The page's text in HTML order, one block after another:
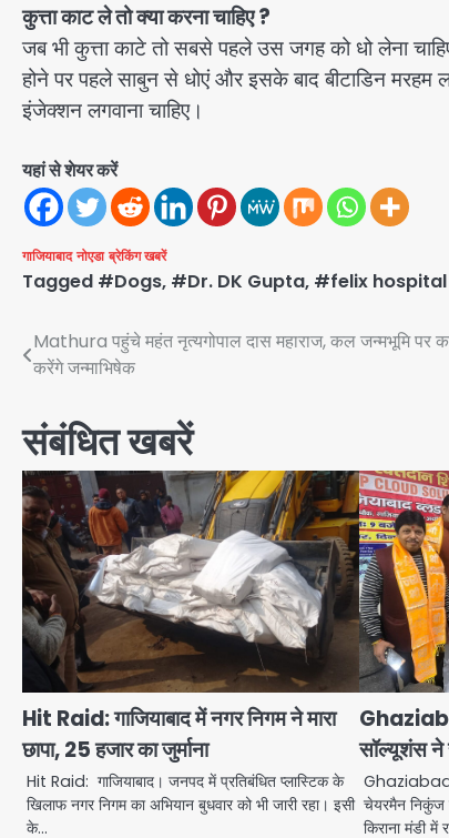
कुत्ता काट ले तो क्या करना चाहिए ?
जब भी कुत्ता काटे तो सबसे पहले उस जगह को धो लेना
होने पर पहले साबुन से धोएं और इसके बाद बीटाडिन
इंजेक्शन लगवाना चाहिए।
यहां से शेयर करें
गाजियाबाद नोएडा ब्रेकिंग खबरें
Tagged #Dogs, #Dr. DK Gupta, #felix
Post
Mathura पहुंचे महंत नृत्यगोपाल दास महाराज, कल जन्मभूमि पर
करेंगे जन्माभिषेक
संबंधित खबरें
Hit Raid: गाजियाबाद में नगर निगम ने मारा
छापा, 25 हजार का जुर्माना
Hit Raid: गाजियाबाद। जनपद में प्रतिबंधित प्लास्टिक के
खिलाफ नगर निगम का अभियान बुधवार को भी जारी रहा। इसी
के…
सॉल्यूशंस ने
Ghaziabad
चेयरमैन
किराना मंडी में